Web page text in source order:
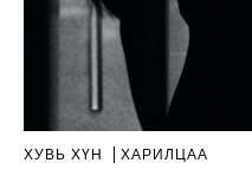
ХУВЬ ХҮН ХАРИЛЦАА